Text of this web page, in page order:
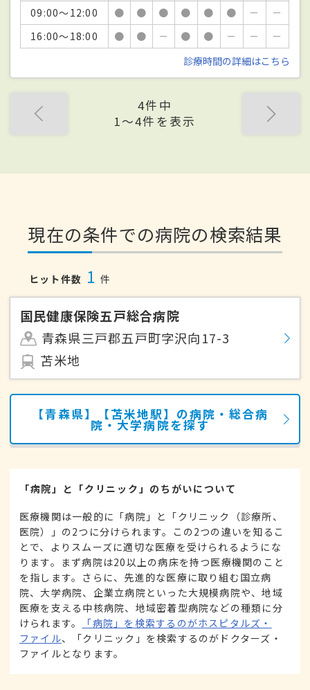
09:00～12:00 ● ● ● ● ● ● －
－
16:00～18:00
● ● － ● ● － －
－
診療時間の詳細はこちら
4件中
1〜4件を表示
現在の条件での病院の検索結果
ヒット件数 1 件
国民健康保険五戸総合病院
青森県三戸郡五戸町字沢向17-3
苫米地
【青森県】【苫米地駅】の病院・総合病
院・大学病院を探す
「病院」と「クリニック」のちがいについて
医療機関は一般的に「病院」と「クリニック（診療所、
医院）」の2つに分けられます。この2つの違いを知るこ
とで、よりスムーズに適切な医療を受けられるようにな
ります。まず病院は20以上の病床を持つ医療機関のこと
を指します。さらに、先進的な医療に取り組む国立病
院、大学病院、企業立病院といった大規模病院や、地域
医療を支える中核病院、地域密着型病院などの種類に分
けられます。
「病院」を検索するのがホスピタルズ・
ファイル、「クリニック」を検索するのがドクターズ・
ファイルとなります。